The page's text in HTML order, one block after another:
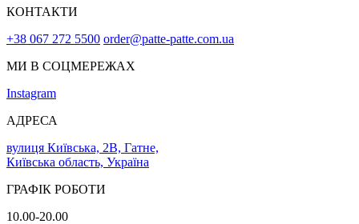
КОНТАКТИ
+38 067 272 5500 order@patte-patte.com.ua
МИ В СОЦМЕРЕЖАХ
Instagram
АДРЕСА
вулиця Київська, 2В, Гатне,
Київська область, Україна
ГРАФІК РОБОТИ
10.00-20.00